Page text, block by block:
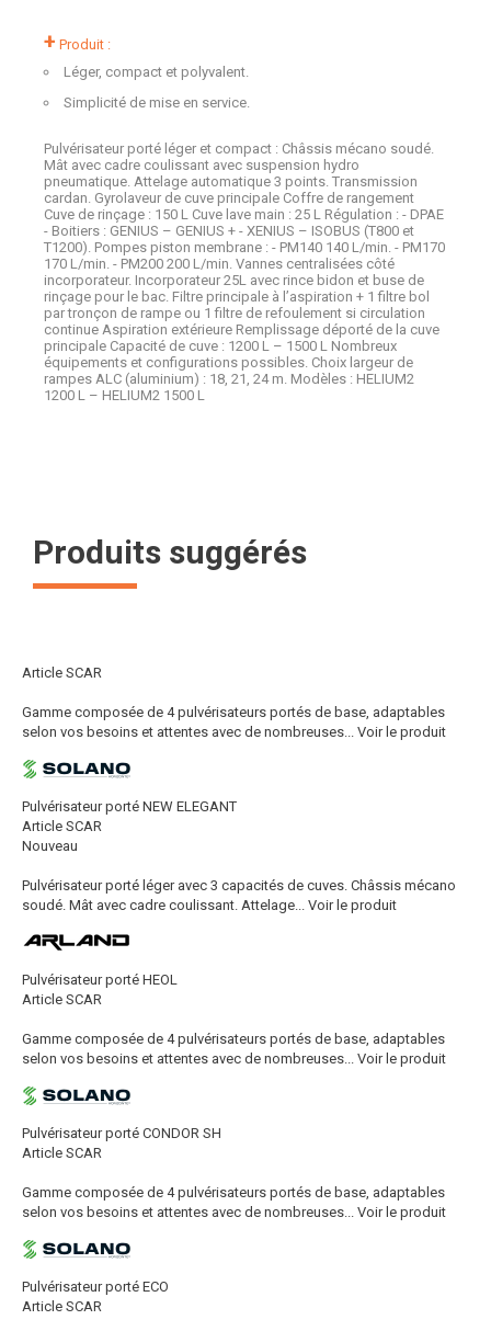
+ Produit :
Léger, compact et polyvalent.
Simplicité de mise en service.
Pulvérisateur porté léger et compact : Châssis mécano soudé.
Mât avec cadre coulissant avec suspension hydro
pneumatique. Attelage automatique 3 points. Transmission
cardan. Gyrolaveur de cuve principale Coffre de rangement
Cuve de rinçage : 150 L Cuve lave main : 25 L Régulation : - DPAE
- Boitiers : GENIUS – GENIUS + - XENIUS – ISOBUS (T800 et
T1200). Pompes piston membrane : - PM140 140 L/min. - PM170
170 L/min. - PM200 200 L/min. Vannes centralisées côté
incorporateur. Incorporateur 25L avec rince bidon et buse de
rinçage pour le bac. Filtre principale à l’aspiration + 1 filtre bol
par tronçon de rampe ou 1 filtre de refoulement si circulation
continue Aspiration extérieure Remplissage déporté de la cuve
principale Capacité de cuve : 1200 L – 1500 L Nombreux
équipements et configurations possibles. Choix largeur de
rampes ALC (aluminium) : 18, 21, 24 m. Modèles : HELIUM2
1200 L – HELIUM2 1500 L
Produits suggérés
Article SCAR
Gamme composée de 4 pulvérisateurs portés de base, adaptables
selon vos besoins et attentes avec de nombreuses...
Voir le produit
Pulvérisateur porté NEW ELEGANT
Article SCAR
Nouveau
Pulvérisateur porté léger avec 3 capacités de cuves. Châssis mécano
soudé. Mât avec cadre coulissant. Attelage...
Voir le produit
Pulvérisateur porté HEOL
Article SCAR
Gamme composée de 4 pulvérisateurs portés de base, adaptables
selon vos besoins et attentes avec de nombreuses...
Voir le produit
Pulvérisateur porté CONDOR SH
Article SCAR
Gamme composée de 4 pulvérisateurs portés de base, adaptables
selon vos besoins et attentes avec de nombreuses...
Voir le produit
Pulvérisateur porté ECO
Article SCAR